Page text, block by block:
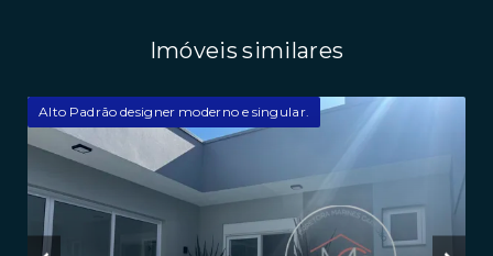
Imóveis similares
Alto Padrão designer moderno e singular.